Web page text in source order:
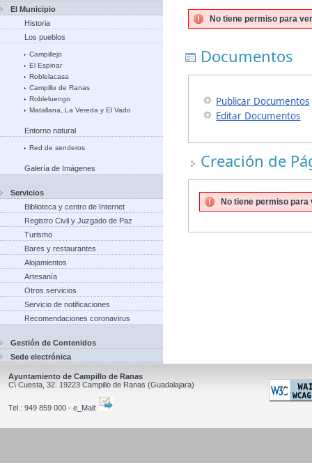
El Municipio
Historia
Los pueblos
Campillejo
El Espinar
Roblelacasa
Campillo de Ranas
Robleluengo
Matallana, La Vereda y El Vado
Entorno natural
Red de senderos
Galería de Imágenes
Servicios
Biblioteca y centro de Internet
Registro Civil y Juzgado de Paz
Turismo
Bares y restaurantes
Alojamientos
Artesanía
Otros servicios
Servicio de notificaciones
Recomendaciones coronavirus
Gestión de Contenidos
Sede electrónica
No tiene permiso para
Documentos
Publicar Documentos
Editar Documentos
Creación de
No tiene permiso
Ayuntamiento de Campillo de Ranas
C\ Cuesta, 32. 19223 Campillo de Ranas (Guadalajara)
Tel.: 949 859 000 - e_Mail: